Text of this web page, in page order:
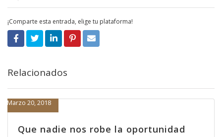
¡Comparte esta entrada, elige tu plataforma!
Relacionados
Que nadie nos robe la oportunidad
Marzo 20, 2018